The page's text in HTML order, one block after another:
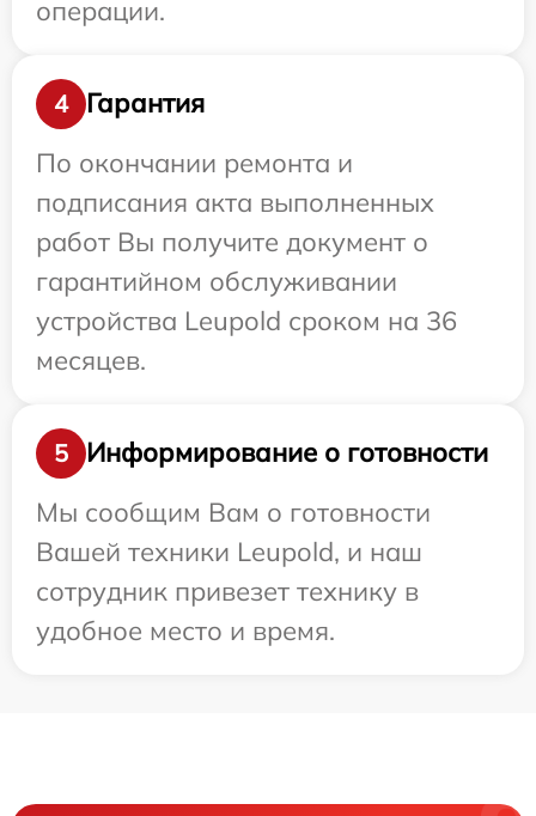
операции.
4
Гарантия
По окончании ремонта и
подписания акта выполненных
работ Вы получите документ о
гарантийном обслуживании
устройства Leupold сроком на 36
месяцев.
5
Информирование о готовности
Мы сообщим Вам о готовности
Вашей техники Leupold, и наш
сотрудник привезет технику в
удобное место и время.